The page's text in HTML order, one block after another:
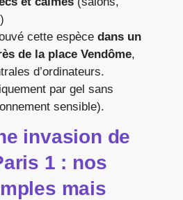
cette espèce dans un
de la place Vendôme,
d’ordinateurs.
par gel sans
sensible).
invasion de
1 : nos
mais